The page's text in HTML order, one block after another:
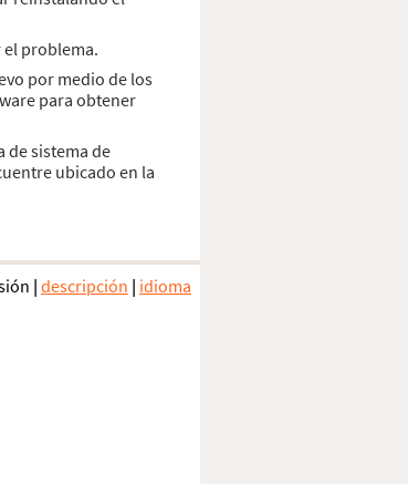
problema.
por medio de los
para obtener
de sistema de
ubicado en la
| descripción | idioma